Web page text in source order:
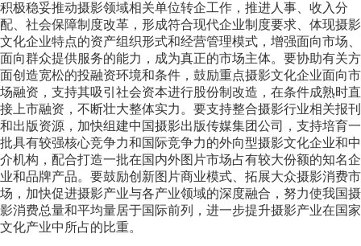
积极稳妥推动摄影领域相关单位转企工作，推进人事、收入分
配、社会保障制度改革，形成符合现代企业制度要求、体现摄影
文化企业特点的资产组织形式和经营管理模式，增强面向市场、
面向群众提供服务的能力，成为真正的市场主体。要协助有关方
面创造宽松的投融资环境和条件，鼓励重点摄影文化企业面向市
场融资，支持其吸引社会资本进行股份制改造，在条件成熟时直
接上市融资，不断壮大整体实力。要支持整合摄影行业相关报刊
和出版资源，加快组建中国摄影出版传媒集团公司，支持培育一
批具有较强核心竞争力和国际竞争力的外向型摄影文化企业和中
介机构，配合打造一批在国内外图片市场占有较大份额的知名企
业和品牌产品。要鼓励创新图片商业模式、拓展大众摄影消费市
场，加快促进摄影产业与各产业领域的深度融合，努力使我国摄
影消费总量和平均量居于国际前列，进一步提升摄影产业在国家
文化产业中所占的比重。